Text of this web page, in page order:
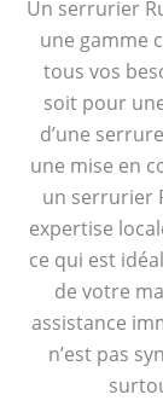
Un serrurier
une gamme
tous vos
soit pour
d’une
une mise en
un serrurier
expertise
ce qui est
de votre
assistance
n’est pas